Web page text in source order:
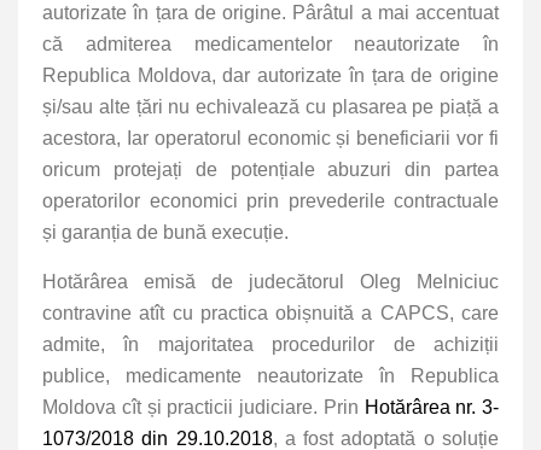
autorizate în țara de origine. Pârâtul a mai accentuat
că admiterea medicamentelor neautorizate în
Republica Moldova, dar autorizate în țara de origine
și/sau alte țări nu echivalează cu plasarea pe piață a
acestora, Iar operatorul economic și beneficiarii vor fi
oricum protejați de potențiale abuzuri din partea
operatorilor economici prin prevederile contractuale
și garanția de bună execuție.
Hotărârea emisă de judecătorul Oleg Melniciuc
contravine atît cu practica obișnuită a CAPCS, care
admite, în majoritatea procedurilor de achiziții
publice, medicamente neautorizate în Republica
Moldova cît și practicii judiciare. Prin Hotărârea nr. 3-
1073/2018 din 29.10.2018, a fost adoptată o soluție